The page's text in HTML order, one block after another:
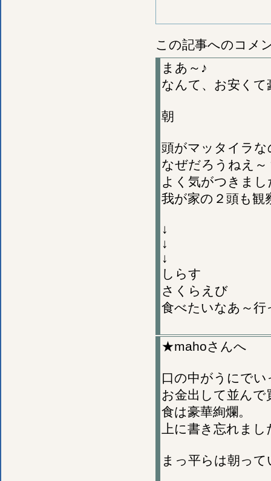
この記事へのコメ
まあ～♪
なんて、お安くて
朝
頭がマッタイラな
なぜだろうねえ～
よく気がつきま
我が家の２頭も観
↓
↓
↓
しらす
さくらえび
食べたいなあ～行
★mahoさんへ
口の中がうにで
お金出して並ん
食は豪華絢爛。
上に書き忘れま
まっ平らは朝っ